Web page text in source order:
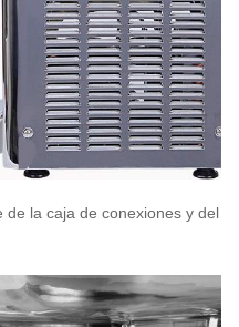
la caja de conexiones y del